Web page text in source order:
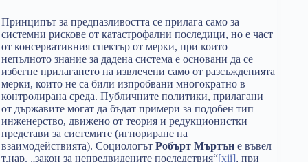
Принципът за предпазливостта се прилага само за
системни рискове от катастрофални последици, но е част
от консервативния спектър от мерки, при които
непълното знание за дадена система е основани да се
избегне прилагането на извлечени само от разсъжденията
мерки, които не са били изпробвани многократно в
контролирана среда. Публичните политики, прилагани
от държавите могат да бъдат примери за подобен тип
инженерство, движено от теория и редукционистки
представи за системите (игнориране на
взаимодействията). Социологът Робърт Мъртън е въвел
т.нар. „закон за непредвидените последствия“[xii], при